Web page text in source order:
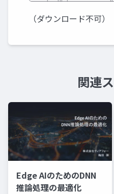
（ダウンロード不可）
関連
Edge AIのためのDNN
推論処理の最適化